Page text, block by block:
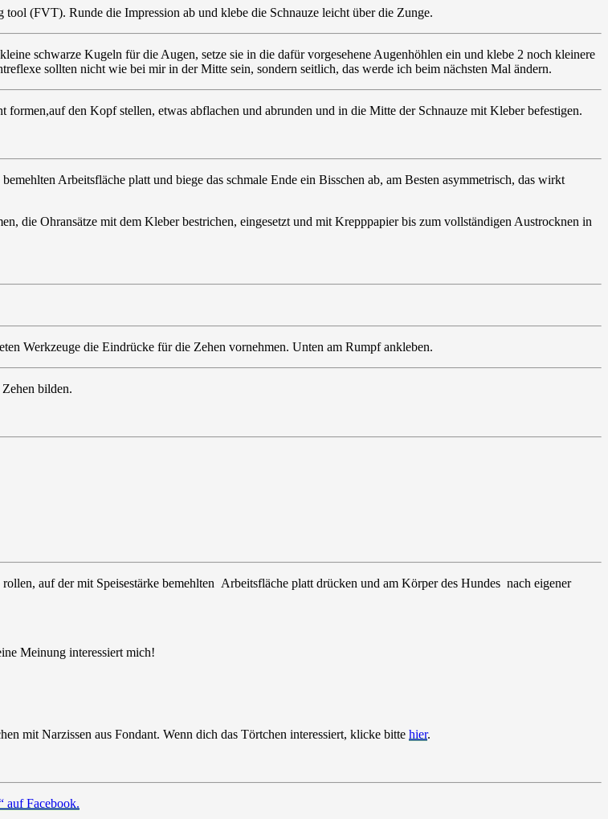
(FVT). Runde die Impression ab und klebe die Schnauze leicht über die Zunge.
schwarze Kugeln für die Augen, setze sie in die dafür vorgesehene Augenhöhlen ein und klebe 2 noch kleinere
sollten nicht wie bei mir in der Mitte sein, sondern seitlich, das werde ich beim nächsten Mal ändern.
formen,auf den Kopf stellen, etwas abflachen und abrunden und in die Mitte der Schnauze mit Kleber befestigen.
Arbeitsfläche platt und biege das schmale Ende ein Bisschen ab, am Besten asymmetrisch, das wirkt
die Ohransätze mit dem Kleber bestrichen, eingesetzt und mit Krepppapier bis zum vollständigen Austrocknen in
Werkzeuge die Eindrücke für die Zehen vornehmen. Unten am Rumpf ankleben.
bilden.
auf der mit Speisestärke bemehlten Arbeitsfläche platt drücken und am Körper des Hundes nach eigener
Meinung interessiert mich!
mit Narzissen aus Fondant. Wenn dich das Törtchen interessiert, klicke bitte hier.
auf Facebook.